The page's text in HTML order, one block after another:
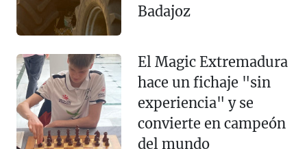
Badajoz
El Magic Extremadura
hace un fichaje "sin
experiencia" y se
convierte en campeón
del mundo